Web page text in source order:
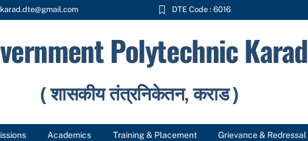
DTE Code : 6016
Polytechnic Karad
( शासकीय तंत्रनिकेतन, कराड )
Academics Training & Placement Grievance & Redressal